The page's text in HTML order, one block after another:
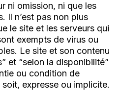
ni omission, ni que les
Il n’est pas non plus
le site et les serveurs qui
exempts de virus ou
Le site et son contenu
et “selon la disponibilité”
ou condition de
expresse ou implicite.